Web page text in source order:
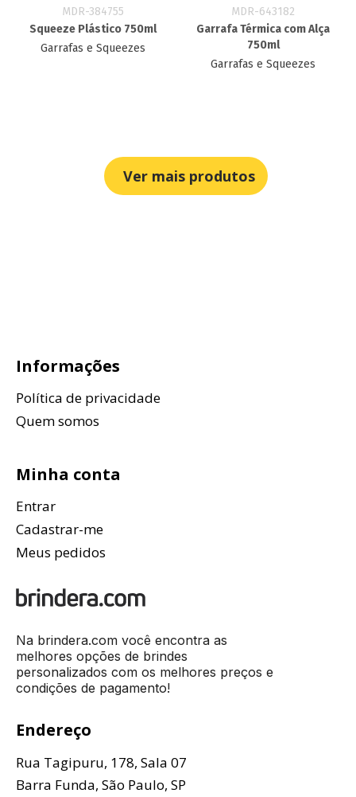
MDR-384755
Squeeze Plástico 750ml
Garrafas e Squeezes
MDR-643182
Garrafa Térmica com Alça
750ml
Garrafas e Squeezes
Ver mais produtos
Informações
Política de privacidade
Quem somos
Minha conta
Entrar
Cadastrar-me
Meus pedidos
Na brindera.com você encontra as
melhores opções de brindes
personalizados com os melhores preços e
condições de pagamento!
Endereço
Rua Tagipuru, 178, Sala 07
Barra Funda, São Paulo, SP